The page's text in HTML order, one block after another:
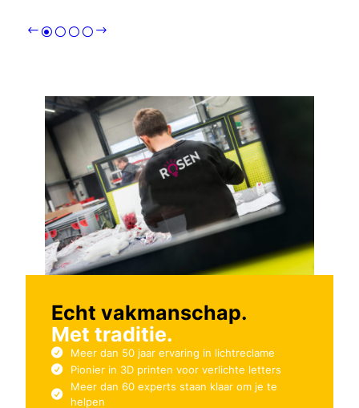
Echt vakmanschap.
Met traditie.
Meer dan 50 jaar ervaring in lichtreclame
Pionier in 3D printen voor verlichte letters
Meer dan 60 experts staan klaar om je te
helpen